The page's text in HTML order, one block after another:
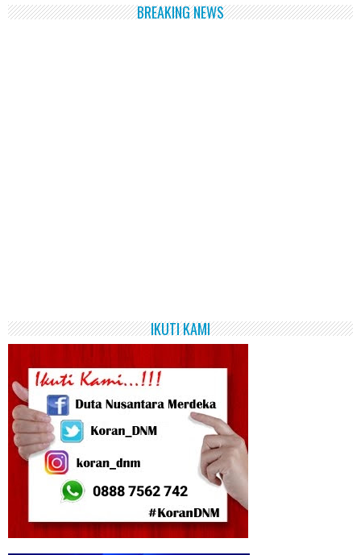
BREAKING NEWS
IKUTI KAMI